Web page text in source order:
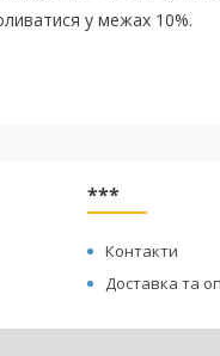
у межах 10%.
***
Контакти
Доставка та